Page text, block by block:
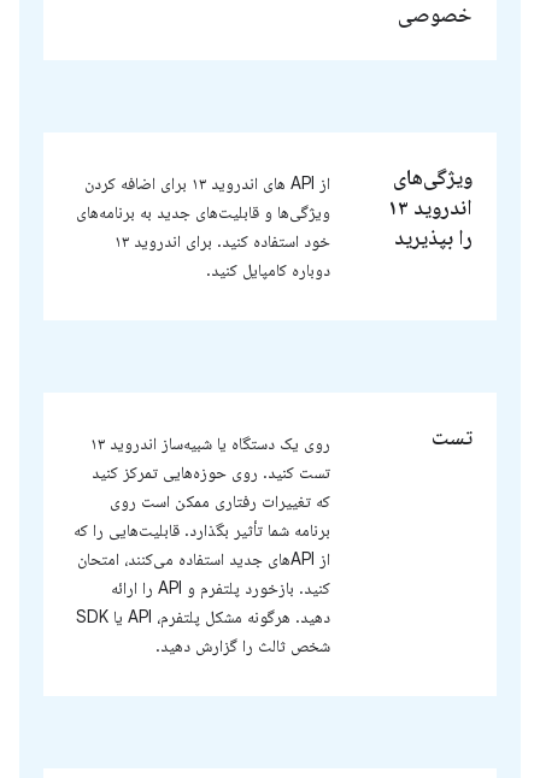
خصوصی
ویژگی‌های
اندروید ۱۳
را بپذیرید
از API های اندروید ۱۳ برای اضافه کردن
ویژگی‌ها و قابلیت‌های جدید به برنامه‌های
خود استفاده کنید. برای اندروید ۱۳
دوباره کامپایل کنید.
تست
روی یک دستگاه یا شبیه‌ساز اندروید ۱۳
تست کنید. روی حوزه‌هایی تمرکز کنید
که تغییرات رفتاری ممکن است روی
برنامه شما تأثیر بگذارد. قابلیت‌هایی را که
از APIهای جدید استفاده می‌کنند، امتحان
کنید. بازخورد پلتفرم و API را ارائه
دهید. هرگونه مشکل پلتفرم، API یا SDK
شخص ثالث را گزارش دهید.